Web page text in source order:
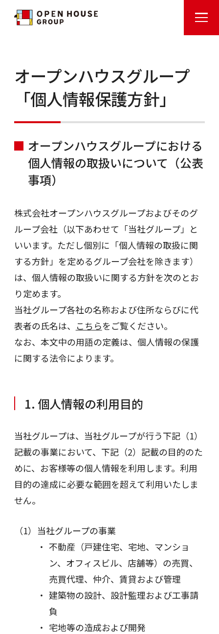
オープンハウスグループ
「個人情報保護方針」
オープンハウスグループにおける
個人情報の取扱いについて（公表
事項）
株式会社オープンハウスグループおよびそのグ
ループ会社（以下あわせて「当社グループ」と
いいます。ただし個別に「個人情報の取扱に関
する方針」を定めるグループ会社を除きます）
は、個人情報の取扱いに関する方針を次のとお
り定めます。
当社グループ各社の名称および住所ならびに代
表者の氏名は、
こちらをご覧ください。
なお、本文中の用語の定義は、個人情報の保護
に関する法令によります。
1. 個人情報の利用目的
当社グループは、当社グループが行う下記（1）
記載の事業において、下記（2）記載の目的のた
めに、お客様等の個人情報を利用します。利用
目的の達成に必要な範囲を超えて利用いたしま
せん。
当社グループの事業
不動産（戸建住宅、宅地、マンショ
ン、オフィスビル、店舗等）の売買、
売買代理、仲介、賃貸および管理
建築物の設計、設計監理および工事請
負
宅地等の造成および開発